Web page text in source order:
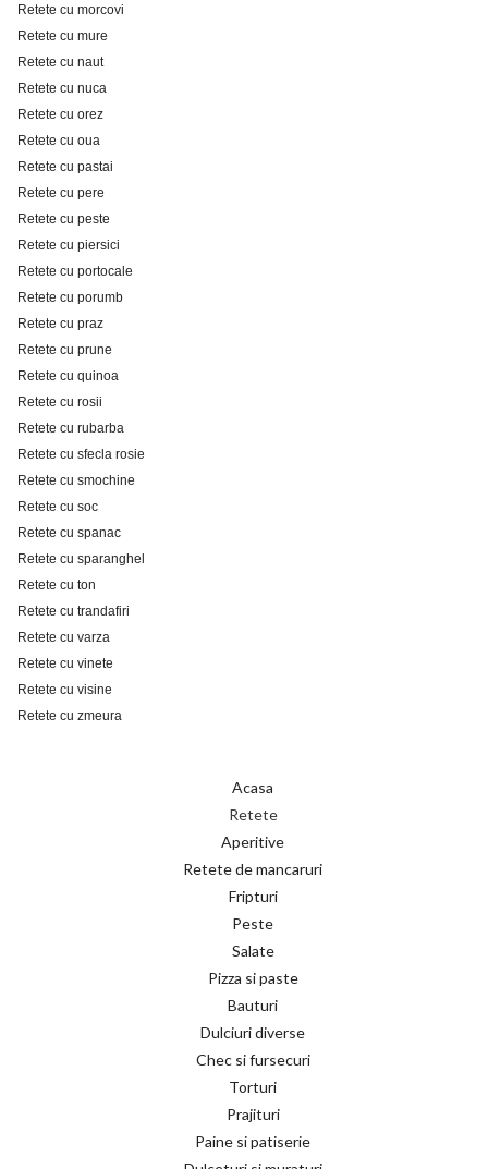
Retete cu morcovi
Retete cu mure
Retete cu naut
Retete cu nuca
Retete cu orez
Retete cu oua
Retete cu pastai
Retete cu pere
Retete cu peste
Retete cu piersici
Retete cu portocale
Retete cu porumb
Retete cu praz
Retete cu prune
Retete cu quinoa
Retete cu rosii
Retete cu rubarba
Retete cu sfecla rosie
Retete cu smochine
Retete cu soc
Retete cu spanac
Retete cu sparanghel
Retete cu ton
Retete cu trandafiri
Retete cu varza
Retete cu vinete
Retete cu visine
Retete cu zmeura
Acasa
Retete
Aperitive
Retete de mancaruri
Fripturi
Peste
Salate
Pizza si paste
Bauturi
Dulciuri diverse
Chec si fursecuri
Torturi
Prajituri
Paine si patiserie